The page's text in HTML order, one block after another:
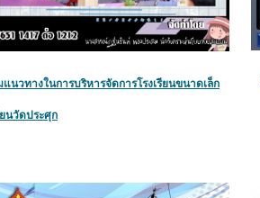
นวทางในการบริหารจัดการโรงเรียนขนาดเล็ก
ยนวัดประศุก